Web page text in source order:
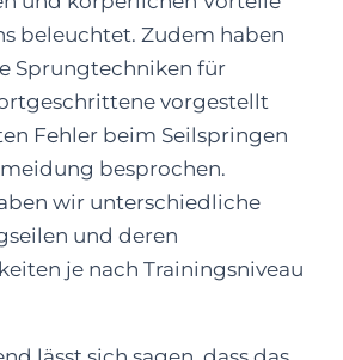
beleuchtet. Zudem haben
Sprungtechniken für
vorgestellt
Fehler beim Seilspringen
besprochen.
wir unterschiedliche
und deren
je nach Trainingsniveau